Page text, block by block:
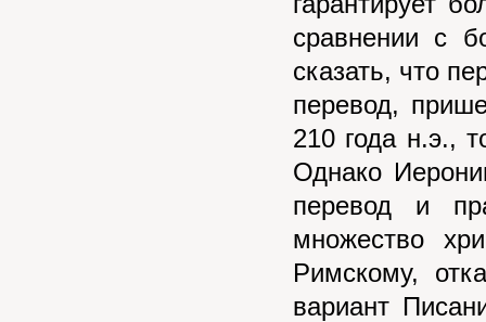
сравнении с
сказать, что
перевод,
210 года н.э.,
Однако
перевод и
множество
Римскому,
вариант